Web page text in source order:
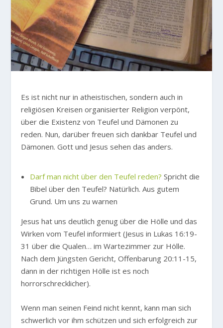
Es ist nicht nur in atheistischen, sondern auch in
religiösen Kreisen organisierter Religion verpönt,
über die Existenz von Teufel und Dämonen zu
reden. Nun, darüber freuen sich dankbar Teufel und
Dämonen. Gott und Jesus sehen das anders.
Darf man nicht über den Teufel reden? Spricht die
Bibel über den Teufel? Natürlich. Aus gutem
Grund. Um uns zu warnen
Jesus hat uns deutlich genug über die Hölle und das
Wirken vom Teufel informiert (Jesus in Lukas 16:19-
31 über die Qualen… im Wartezimmer zur Hölle.
Nach dem Jüngsten Gericht, Offenbarung 20:11-15,
dann in der richtigen Hölle ist es noch
horrorschrecklicher).
Wenn man seinen Feind nicht kennt, kann man sich
schwerlich vor ihm schützen und sich erfolgreich zur